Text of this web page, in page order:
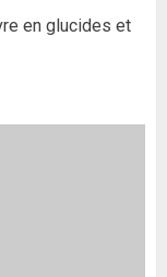
en glucides et